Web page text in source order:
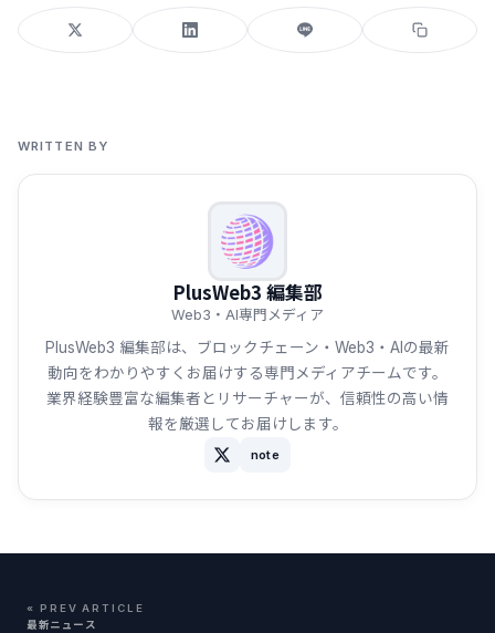
WRITTEN BY
PlusWeb3 編集部
Web3・AI専門メディア
PlusWeb3 編集部は、ブロックチェーン・Web3・AIの最新
動向をわかりやすくお届けする専門メディアチームです。
業界経験豊富な編集者とリサーチャーが、信頼性の高い情
報を厳選してお届けします。
note
« PREV ARTICLE
最新ニュース